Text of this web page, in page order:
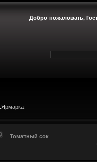
Добро пожаловать,
Томатный сок